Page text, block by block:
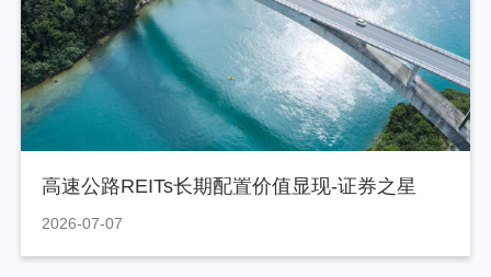
高速公路REITs长期配置价值显现-证券之星
2026-07-07